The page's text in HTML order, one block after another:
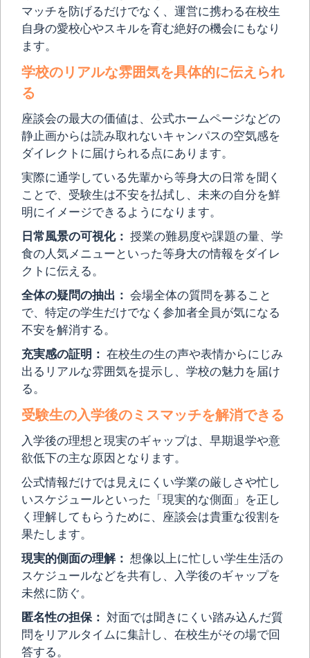
マッチを防げるだけでなく、運営に携わる在校生
自身の愛校心やスキルを育む絶好の機会にもなり
ます。
学校のリアルな雰囲気を具体的に伝えられ
る
座談会の最大の価値は、公式ホームページなどの
静止画からは読み取れないキャンパスの空気感を
ダイレクトに届けられる点にあります。
実際に通学している先輩から等身大の日常を聞く
ことで、受験生は不安を払拭し、未来の自分を鮮
明にイメージできるようになります。
日常風景の可視化： 授業の難易度や課題の量、学
食の人気メニューといった等身大の情報をダイレ
クトに伝える。
全体の疑問の抽出： 会場全体の質問を募ること
で、特定の学生だけでなく参加者全員が気になる
不安を解消する。
充実感の証明： 在校生の生の声や表情からにじみ
出るリアルな雰囲気を提示し、学校の魅力を届け
る。
受験生の入学後のミスマッチを解消できる
入学後の理想と現実のギャップは、早期退学や意
欲低下の主な原因となります。
公式情報だけでは見えにくい学業の厳しさや忙し
いスケジュールといった「現実的な側面」を正し
く理解してもらうために、座談会は貴重な役割を
果たします。
現実的側面の理解： 想像以上に忙しい学生生活の
スケジュールなどを共有し、入学後のギャップを
未然に防ぐ。
匿名性の担保： 対面では聞きにくい踏み込んだ質
問をリアルタイムに集計し、在校生がその場で回
答する。